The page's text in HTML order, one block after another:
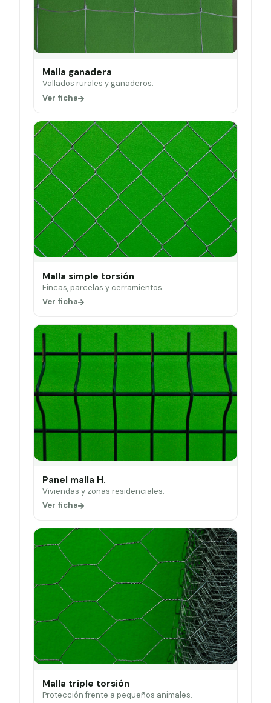
Malla ganadera
Vallados rurales y ganaderos.
Ver ficha
Malla simple torsión
Fincas, parcelas y cerramientos.
Ver ficha
Panel malla H.
Viviendas y zonas residenciales.
Ver ficha
Malla triple torsión
Protección frente a pequeños animales.